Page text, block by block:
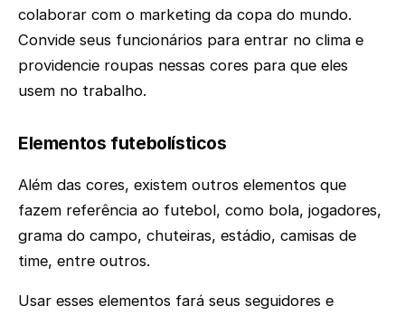
colaborar com o marketing da copa do mundo.
Convide seus funcionários para entrar no clima e
providencie roupas nessas cores para que eles
usem no trabalho.
Elementos futebolísticos
Além das cores, existem outros elementos que
fazem referência ao futebol, como bola, jogadores,
grama do campo, chuteiras, estádio, camisas de
time, entre outros.
Usar esses elementos fará seus seguidores e